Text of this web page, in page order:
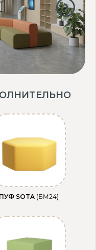
ПУФ SOTA (БМ24)